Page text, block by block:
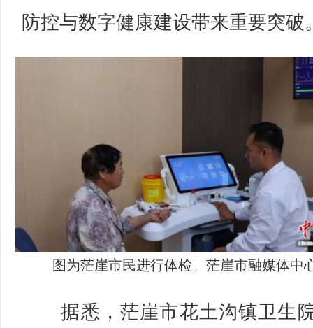
防控与数字健康建设带来重要突破
图为茫崖市民进行体检。茫崖市融媒体中
据悉，茫崖市花土沟镇卫生